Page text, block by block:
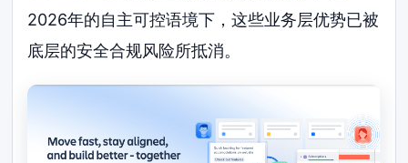
2026年的自主可控语境下，这些业务层优势已被
底层的安全合规风险所抵消。